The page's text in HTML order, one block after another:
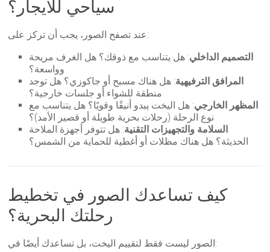
سياحي للايجار؟
عند تصفح الصور، يجب أن تركز على:
التصميم الداخلي: هل يتناسب مع ذوقك؟ هل الغرف مريحة
وواسعة؟
المرافق الترفيهية: هل هناك مسبح أو جاكوزي؟ هل توجد
منطقة للشواء أو جلسات خارجية؟
المظهر الخارجي: هل اليخت يبدو أنيقًا وقويًا؟ هل يتناسب مع
نوع الرحلة (رحلات بحرية طويلة أو قصير الأمد)؟
السلامة والتجهيزات التقنية: هل تتوفر أجهزة الملاحة
الحديثة؟ هل هناك مظلات أو أغطية للحماية من الشمس؟
كيف تساعدك الصور في تخطيط
رحلتك البحرية؟
الصور ليست فقط لتقييم اليخت، بل تساعدك أيضًا في: